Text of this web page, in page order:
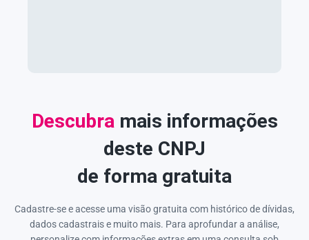
Descubra mais informações
deste CNPJ
de forma gratuita
Cadastre-se e acesse uma visão gratuita com histórico de dívidas,
dados cadastrais e muito mais. Para aprofundar a análise,